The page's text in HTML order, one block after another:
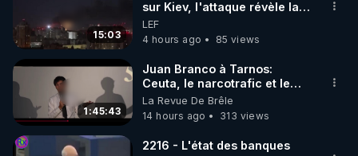
15:03
sur Kiev, l'attaque révèle la
faiblesse de Kiev
LEF
4 hours ago
85 views
1:45:43
Juan Branco à Tarnos:
Ceuta, le narcotrafic et le
pouvoir en France
La Revue De Brêle
14 hours ago
313 views
2216 - L'état des banques